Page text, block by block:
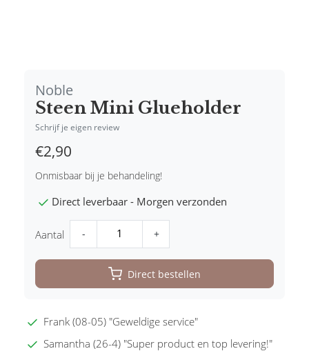
Noble
Steen Mini Glueholder
Schrijf je eigen review
€2,90
Onmisbaar bij je behandeling!
Direct leverbaar - Morgen verzonden
Aantal - +
Direct bestellen
Frank (08-05) "Geweldige service"
Samantha (26-4) "Super product en top levering!"